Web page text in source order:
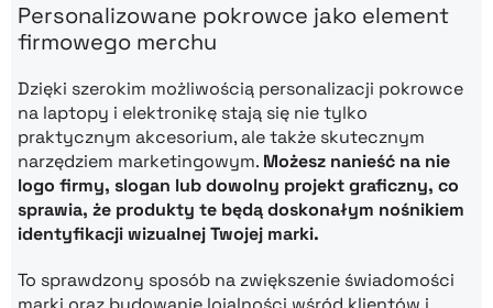
Personalizowane pokrowce jako element
firmowego merchu
Dzięki szerokim możliwością personalizacji pokrowce
na laptopy i elektronikę stają się nie tylko
praktycznym akcesorium, ale także skutecznym
narzędziem marketingowym. Możesz nanieść na nie
logo firmy, slogan lub dowolny projekt graficzny, co
sprawia, że produkty te będą doskonałym nośnikiem
identyfikacji wizualnej Twojej marki.
To sprawdzony sposób na zwiększenie świadomości